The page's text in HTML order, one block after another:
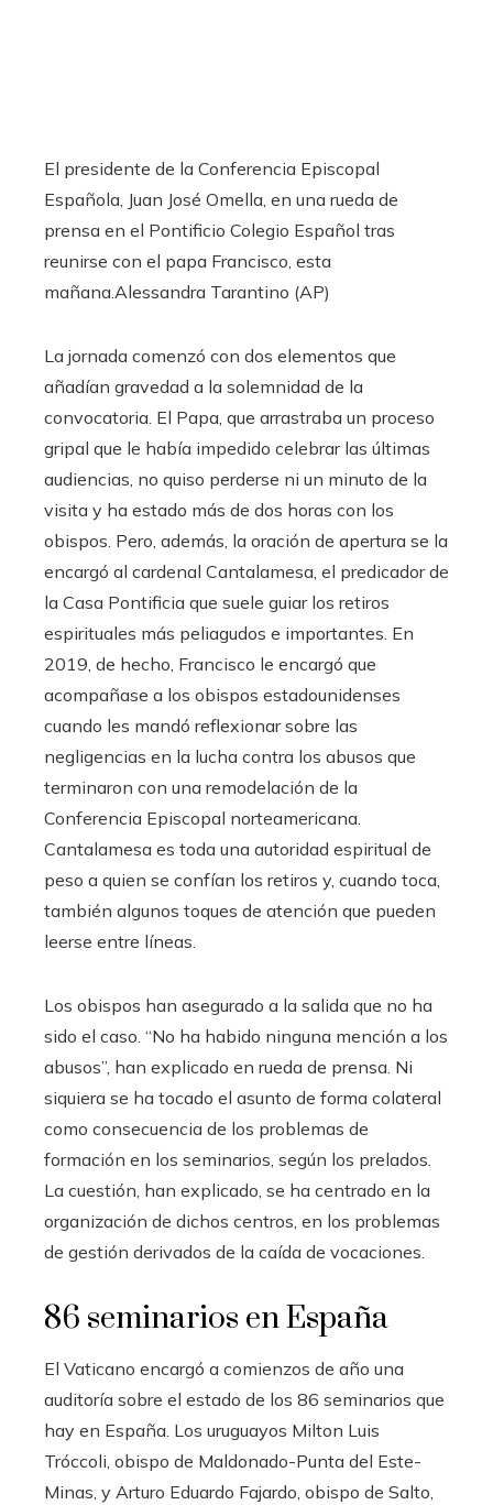
El presidente de la Conferencia Episcopal
Española, Juan José Omella, en una rueda de
prensa en el Pontificio Colegio Español tras
reunirse con el papa Francisco, esta
mañana.Alessandra Tarantino (AP)
La jornada comenzó con dos elementos que
añadían gravedad a la solemnidad de la
convocatoria. El Papa, que arrastraba un proceso
gripal que le había impedido celebrar las últimas
audiencias, no quiso perderse ni un minuto de la
visita y ha estado más de dos horas con los
obispos. Pero, además, la oración de apertura se la
encargó al cardenal Cantalamesa, el predicador de
la Casa Pontificia que suele guiar los retiros
espirituales más peliagudos e importantes. En
2019, de hecho, Francisco le encargó que
acompañase a los obispos estadounidenses
cuando les mandó reflexionar sobre las
negligencias en la lucha contra los abusos que
terminaron con una remodelación de la
Conferencia Episcopal norteamericana.
Cantalamesa es toda una autoridad espiritual de
peso a quien se confían los retiros y, cuando toca,
también algunos toques de atención que pueden
leerse entre líneas.
Los obispos han asegurado a la salida que no ha
sido el caso. “No ha habido ninguna mención a los
abusos”, han explicado en rueda de prensa. Ni
siquiera se ha tocado el asunto de forma colateral
como consecuencia de los problemas de
formación en los seminarios, según los prelados.
La cuestión, han explicado, se ha centrado en la
organización de dichos centros, en los problemas
de gestión derivados de la caída de vocaciones.
86 seminarios en España
El Vaticano encargó a comienzos de año una
auditoría sobre el estado de los 86 seminarios que
hay en España. Los uruguayos Milton Luis
Tróccoli, obispo de Maldonado-Punta del Este-
Minas, y Arturo Eduardo Fajardo, obispo de Salto,